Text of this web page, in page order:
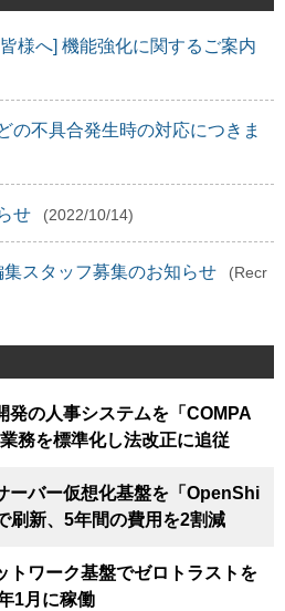
様へ] 機能強化に関するご案内
の不具合発生時の対応につきま
せ (2022/10/14)
スタッフ募集のお知らせ
(Recr
発の人事システムを「COMPA
務を標準化し法改正に追従
ーバー仮想化基盤を「OpenShi
新、5年間の費用を2割減
トワーク基盤でゼロトラストを
1月に稼働